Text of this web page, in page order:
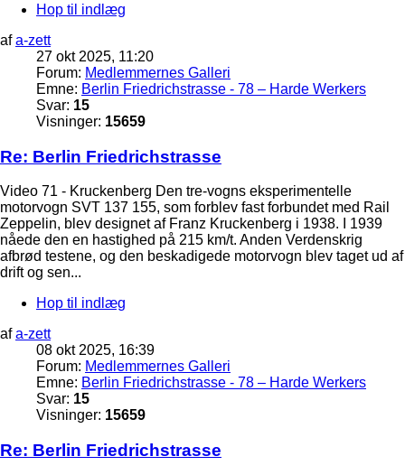
Hop til indlæg
afa-zett
27 okt 2025, 11:20
Forum: Medlemmernes Galleri
Emne: Berlin Friedrichstrasse - 78 – Harde Werkers
Svar: 15
Visninger: 15659
Re: Berlin Friedrichstrasse
Video 71 - Kruckenberg Den tre-vogns eksperimentelle
motorvogn SVT 137 155, som forblev fast forbundet med Rail
Zeppelin, blev designet af Franz Kruckenberg i 1938. I 1939
nåede den en hastighed på 215 km/t. Anden Verdenskrig
afbrød testene, og den beskadigede motorvogn blev taget ud af
drift og sen...
Hop til indlæg
afa-zett
08 okt 2025, 16:39
Forum: Medlemmernes Galleri
Emne: Berlin Friedrichstrasse - 78 – Harde Werkers
Svar: 15
Visninger: 15659
Re: Berlin Friedrichstrasse